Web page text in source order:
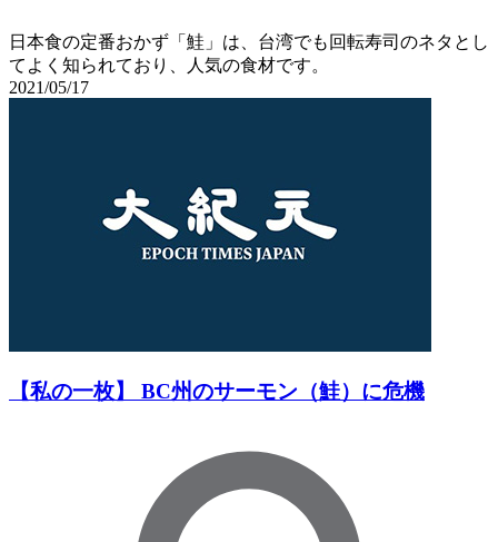
日本食の定番おかず「鮭」は、台湾でも回転寿司のネタとし
てよく知られており、人気の食材です。
2021/05/17
【私の一枚】 BC州のサーモン（鮭）に危機